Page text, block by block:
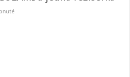
na